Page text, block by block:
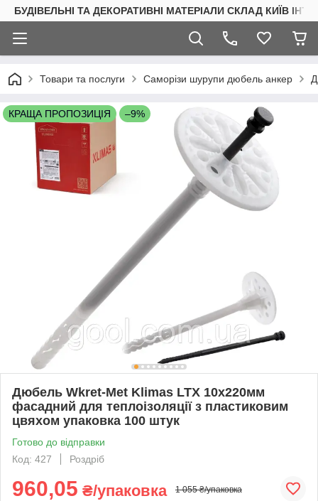
БУДІВЕЛЬНІ ТА ДЕКОРАТИВНІ МАТЕРІАЛИ СКЛАД КИЇВ
Товари та послуги Саморізи шурупи дюбель анкер
КРАЩА ПРОПОЗИЦІЯ –9%
Дюбель Wkret-Met Klimas LTX 10х220мм
фасадний для теплоізоляції з пластиковим
цвяхом упаковка 100 штук
Готово до відправки
Код: 427
Роздріб
960,05 ₴/упаковка 1 055 ₴/упаковка